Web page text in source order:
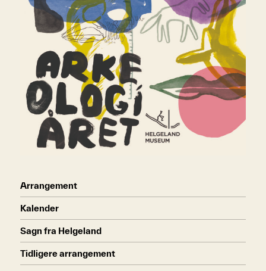
Arrangement
Kalender
Sagn fra Helgeland
Tidligere arrangement